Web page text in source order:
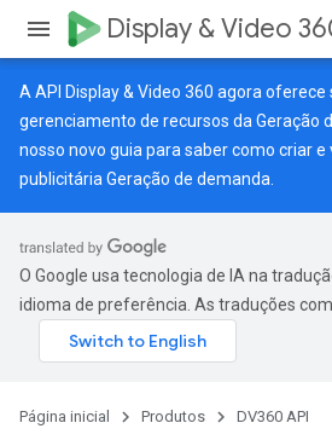
Display & Video
A API Display & Video 360 agora oferece
gerenciamento de recursos da Geração
nosso novo guia para saber como criar
publicitária Geração de demanda.
O Google usa tecnologia de IA na
idioma de preferência. As traduções
Página inicial Produtos DV360 API